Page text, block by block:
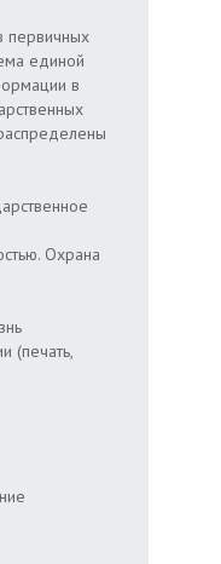
первичных
единой
в
Охрана
(печать,